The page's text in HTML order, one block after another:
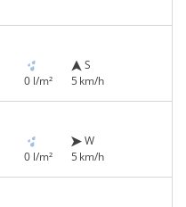
0 l/m²
S
5 km/h
0 l/m²
W
5 km/h